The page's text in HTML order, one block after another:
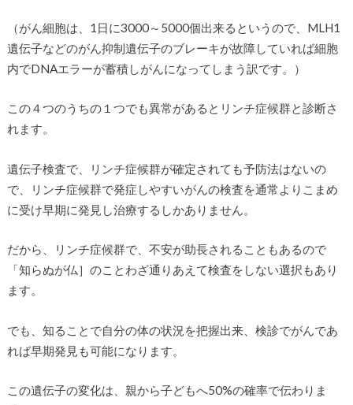
（がん細胞は、1日に3000～5000個出来るというので、MLH1
遺伝子などのがん抑制遺伝子のブレーキが故障していれば細胞
内でDNAエラーが蓄積しがんになってしまう訳です。）
この４つのうちの１つでも異常があるとリンチ症候群と診断さ
れます。
遺伝子検査で、リンチ症候群が確定されても予防法はないの
で、リンチ症候群で発症しやすいがんの検査を通常よりこまめ
に受け早期に発見し治療するしかありません。
だから、リンチ症候群で、不安が助長されることもあるので
「知らぬが仏］のことわざ通りあえて検査をしない選択もあり
ます。
でも、知ることで自分の体の状況を把握出来、検診でがんであ
れば早期発見も可能になります。
この遺伝子の変化は、親から子どもへ50%の確率で伝わりま